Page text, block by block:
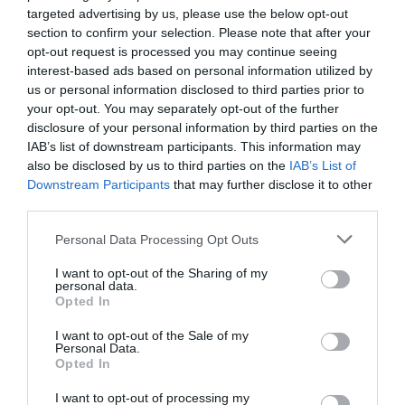
targeted advertising by us, please use the below opt-out
section to confirm your selection. Please note that after your
opt-out request is processed you may continue seeing
interest-based ads based on personal information utilized by
us or personal information disclosed to third parties prior to
your opt-out. You may separately opt-out of the further
disclosure of your personal information by third parties on the
IAB’s list of downstream participants. This information may
also be disclosed by us to third parties on the IAB’s List of
Downstream Participants that may further disclose it to other
Please note that this website/app uses one or more Google
not limited to your visit or usage behaviour. You may click to
grant or deny consent to Google and its third-party tags to
use your data for below specified purposes in below Google
consent section.
Personal Data Processing Opt Outs
I want to opt-out of the Sharing of my
personal data.
Opted In
I want to opt-out of the Sale of my
Personal Data.
Opted In
I want to opt-out of processing my
mobilalkalmazásban. A légitársaság arra kéri azokat
az utasokat, akik online utazási irodán vagy más,
harmadik személyen keresztül foglaltak, hogy
közvetlenül velük vegyék fel a kapcsolatot a
visszatérítés vagy egy másik járatra való átfoglalás
érdekében.